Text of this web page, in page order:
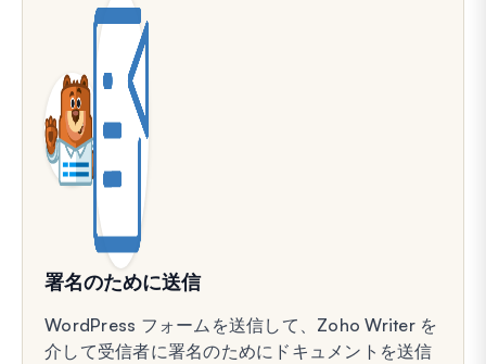
署名のために送信
WordPress フォームを送信して、Zoho Writer を
介して受信者に署名のためにドキュメントを送信